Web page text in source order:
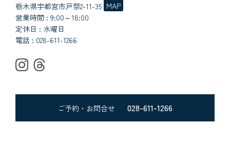
栃木県宇都宮市戸祭2-11-35 MAP
営業時間 : 9:00～18:00
定休日 : 水曜日
電話 : 028-611-1266
ご予約・お問合せ 028-611-1266